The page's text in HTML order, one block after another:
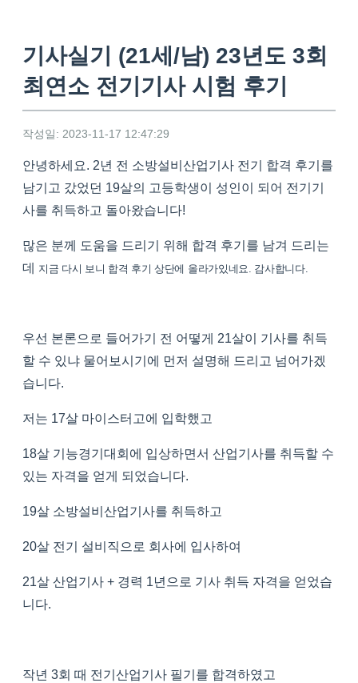
기사실기 (21세/남) 23년도 3회
최연소 전기기사 시험 후기
작성일: 2023-11-17 12:47:29
안녕하세요. 2년 전 소방설비산업기사 전기 합격 후기를
남기고 갔었던 19살의 고등학생이 성인이 되어 전기기
사를 취득하고 돌아왔습니다!
많은 분께 도움을 드리기 위해 합격 후기를 남겨 드리는
데
지금 다시 보니 합격 후기 상단에 올라가있네요. 감사합니다.
우선 본론으로 들어가기 전 어떻게 21살이 기사를 취득
할 수 있냐 물어보시기에 먼저 설명해 드리고 넘어가겠
습니다.
저는 17살 마이스터고에 입학했고
18살 기능경기대회에 입상하면서 산업기사를 취득할 수
있는 자격을 얻게 되었습니다.
19살 소방설비산업기사를 취득하고
20살 전기 설비직으로 회사에 입사하여
21살 산업기사 + 경력 1년으로 기사 취득 자격을 얻었습
니다.
작년 3회 때 전기산업기사 필기를 합격하였고